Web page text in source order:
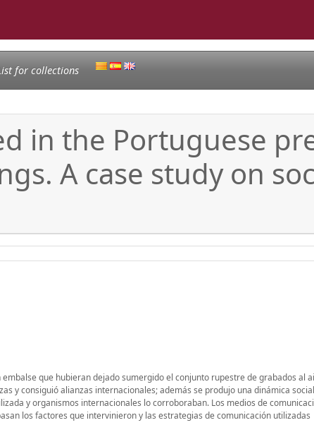
for collections
in the Portuguese
A case study on
que hubieran dejado sumergido el conjunto rupestre de grabados al
y consiguió alianzas internacionales; además se produjo una dinámica social
y organismos internacionales lo corroboraban. Los medios de
los factores que intervinieron y las estrategias de comunicación utilizadas